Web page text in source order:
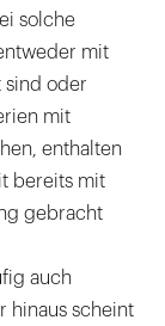
solche
mit
sind oder
mit
enthalten
bereits mit
gebracht
auch
hinaus scheint